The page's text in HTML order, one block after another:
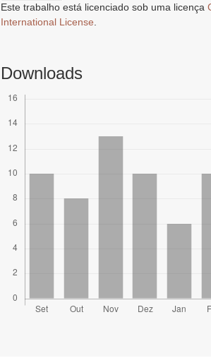
Este trabalho está licenciado sob uma licença
International License
Downloads